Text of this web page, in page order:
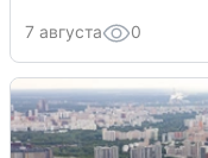
7 августа 0